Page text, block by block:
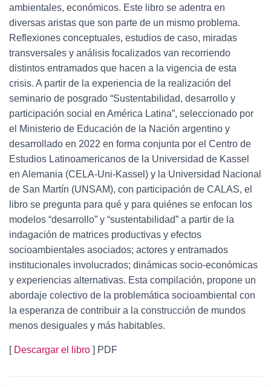
ambientales, económicos. Este libro se adentra en
diversas aristas que son parte de un mismo problema.
Reflexiones conceptuales, estudios de caso, miradas
transversales y análisis focalizados van recorriendo
distintos entramados que hacen a la vigencia de esta
crisis. A partir de la experiencia de la realización del
seminario de posgrado “Sustentabilidad, desarrollo y
participación social en América Latina”, seleccionado por
el Ministerio de Educación de la Nación argentino y
desarrollado en 2022 en forma conjunta por el Centro de
Estudios Latinoamericanos de la Universidad de Kassel
en Alemania (CELA-Uni-Kassel) y la Universidad Nacional
de San Martín (UNSAM), con participación de CALAS, el
libro se pregunta para qué y para quiénes se enfocan los
modelos “desarrollo” y “sustentabilidad” a partir de la
indagación de matrices productivas y efectos
socioambientales asociados; actores y entramados
institucionales involucrados; dinámicas socio-económicas
y experiencias alternativas. Esta compilación, propone un
abordaje colectivo de la problemática socioambiental con
la esperanza de contribuir a la construcción de mundos
menos desiguales y más habitables.
[ Descargar el libro ] PDF